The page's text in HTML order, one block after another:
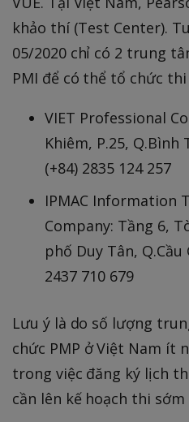
khảo thí (Test Center).
05/2020 chỉ có 2 trung
PMI để có thể tổ chức thi
VIET Professional
Khiêm, P.25, Q.Bình
(+84) 2835 124 257
IPMAC Information
Company: Tầng 6,
phố Duy Tân, Q.Cầu
2437 710 679
Lưu ý là do số lượng
chức PMP ở Việt Nam ít
trong việc đăng ký lịch
cần lên kế hoạch thi